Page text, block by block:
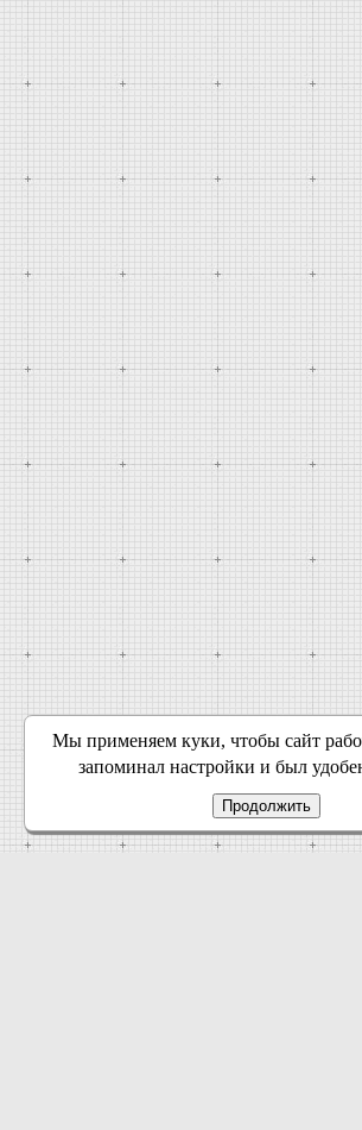
Мы применяем куки, чтобы сайт
запоминал настройки и был
Продолжить